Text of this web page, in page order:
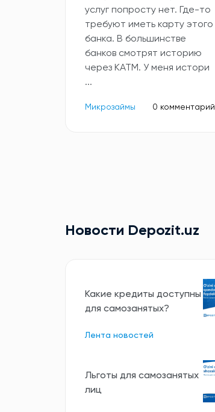
услуг попросту нет. Где-то
требуют иметь карту этого
банка. В большинстве
банков смотрят историю
через КАТМ. У меня истори
...
Микрозаймы 0 комментарий
Новости Depozit.uz
Какие кредиты доступны
для самозанятых?
Лента новостей
Льготы для самозанятых
лиц